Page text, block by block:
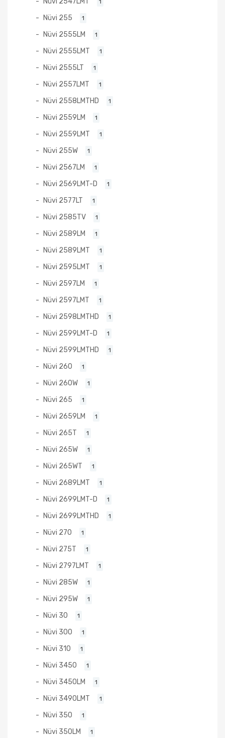
Nüvi 255 1
Nüvi 2555LM 1
Nüvi 2555LMT 1
Nüvi 2555LT 1
Nüvi 2557LMT 1
Nüvi 2558LMTHD 1
Nüvi 2559LM 1
Nüvi 2559LMT 1
Nüvi 255W 1
Nüvi 2567LM 1
Nüvi 2569LMT-D 1
Nüvi 2577LT 1
Nüvi 2585TV 1
Nüvi 2589LM 1
Nüvi 2589LMT 1
Nüvi 2595LMT 1
Nüvi 2597LM 1
Nüvi 2597LMT 1
Nüvi 2598LMTHD 1
Nüvi 2599LMT-D 1
Nüvi 2599LMTHD 1
Nüvi 260 1
Nüvi 260W 1
Nüvi 265 1
Nüvi 2659LM 1
Nüvi 265T 1
Nüvi 265W 1
Nüvi 265WT 1
Nüvi 2689LMT 1
Nüvi 2699LMT-D 1
Nüvi 2699LMTHD 1
Nüvi 270 1
Nüvi 275T 1
Nüvi 2797LMT 1
Nüvi 285W 1
Nüvi 295W 1
Nüvi 30 1
Nüvi 300 1
Nüvi 310 1
Nüvi 3450 1
Nüvi 3450LM 1
Nüvi 3490LMT 1
Nüvi 350 1
Nüvi 350LM 1